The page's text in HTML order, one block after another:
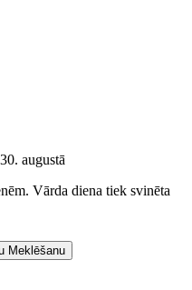
30. augustā
. Vārda diena tiek svinēta
Meklēšanu